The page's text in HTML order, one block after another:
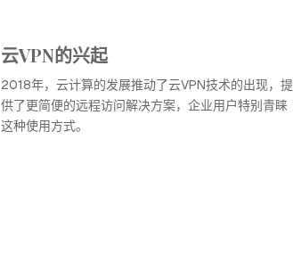
云VPN的兴起
2018年，云计算的发展推动了云VPN技术的出现，提
供了更简便的远程访问解决方案，企业用户特别青睐
这种使用方式。